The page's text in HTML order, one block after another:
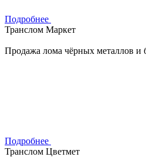
Подробнее
Транслом Маркет
Продажа лома чёрных металлов и
Подробнее
Транслом Цветмет